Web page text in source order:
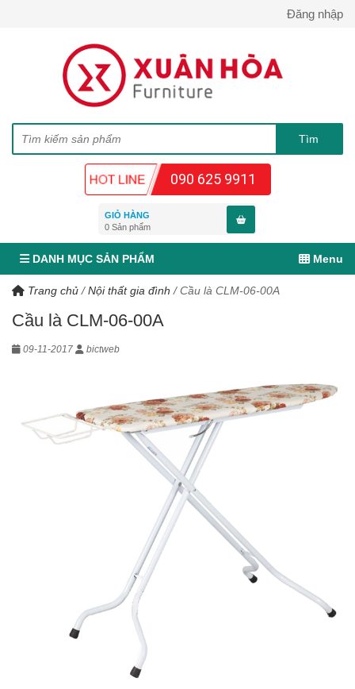
Đăng nhập
090 625 9911
GIỎ HÀNG
0 Sản phẩm
DANH MỤC SẢN PHẨM Menu
Trang chủ /Nội thất gia đình /Cầu là CLM-06-00A
Cầu là CLM-06-00A
09-11-2017 bictweb